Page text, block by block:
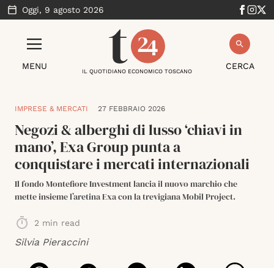
Oggi, 9 agosto 2026
MENU CERCA
IL QUOTIDIANO ECONOMICO TOSCANO
IMPRESE & MERCATI 27 FEBBRAIO 2026
Negozi & alberghi di lusso ‘chiavi in
mano’, Exa Group punta a
conquistare i mercati internazionali
Il fondo Montefiore Investment lancia il nuovo marchio che
mette insieme l’aretina Exa con la trevigiana Mobil Project.
2 min read
Silvia Pieraccini